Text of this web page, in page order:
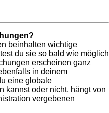
beinhalten wichtige
du sie so bald wie möglich
erscheinen ganz
in deinem
eine globale
kannst oder nicht, hängt von
vergebenen